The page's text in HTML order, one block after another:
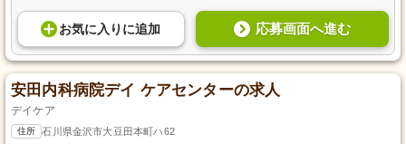
お気に入り に追加 応募画面へ進む
安田内科病院デイ ケアセンターの求人
デイケア
住所 石川県金沢市大豆田本町ハ62